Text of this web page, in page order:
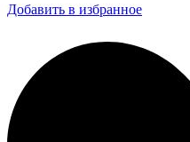
Добавить в избранное